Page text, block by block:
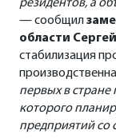
резидентов, а
— сообщил
области
стабилизация
первых в стране
которого
предприятий